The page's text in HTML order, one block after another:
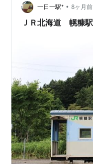
一日一駅⁺ • 8ヶ月前
ＪＲ北海道 幌糠駅